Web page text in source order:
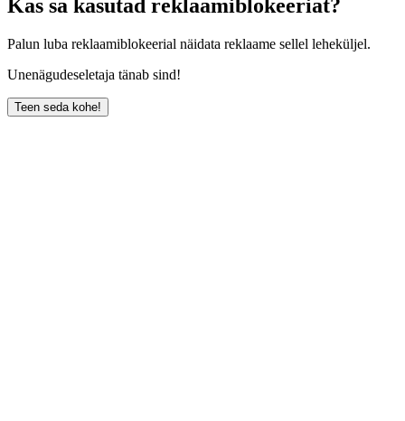
Kas sa kasutad reklaamiblokeeriat?
Palun luba reklaamiblokeerial näidata reklaame sellel leheküljel.
Unenägudeseletaja tänab sind!
Teen seda kohe!